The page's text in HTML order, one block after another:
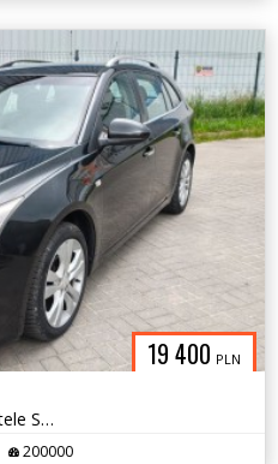
19 400 PLN
1.4 140ps. Benzyna Grzane Fotele Skóra Navi Model 2013
200000